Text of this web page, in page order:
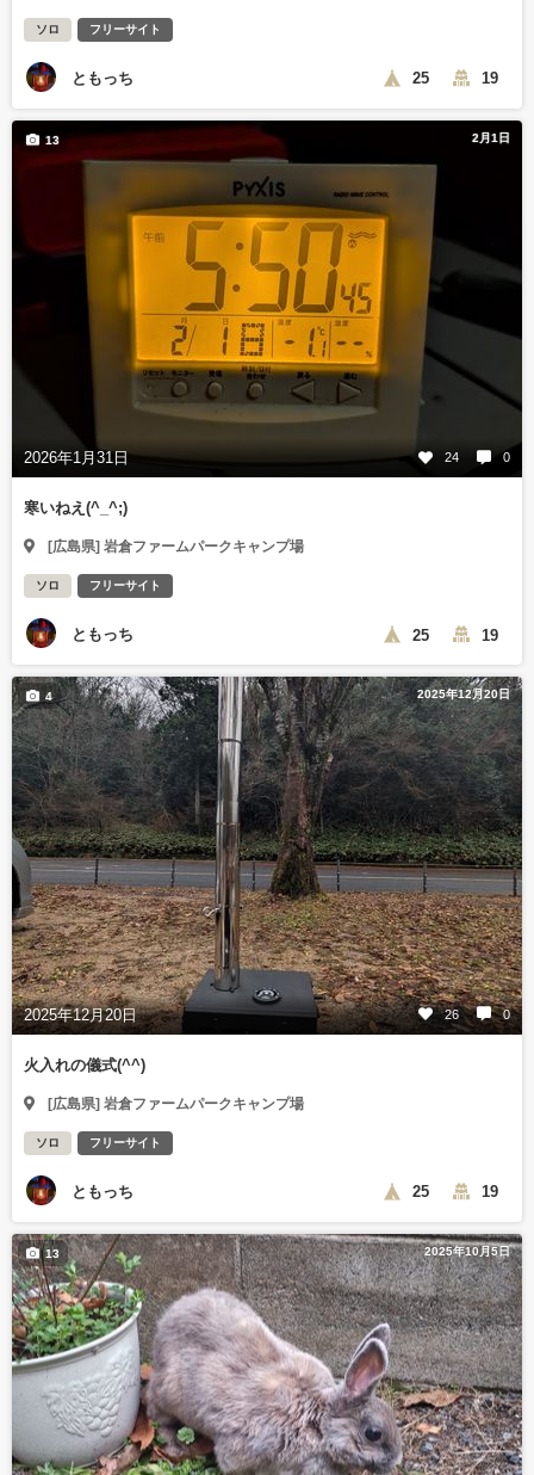
ソロ フリーサイト
ともっち 25 19
2月1日
2026年1月31日 24 0
13
寒いねえ(^_^;)
[広島県] 岩倉ファームパークキャンプ場
ソロ フリーサイト
ともっち 25 19
2025年12月20日
2025年12月20日 26 0
4
火入れの儀式(^^)
[広島県] 岩倉ファームパークキャンプ場
ソロ フリーサイト
ともっち 25 19
2025年10月5日
13